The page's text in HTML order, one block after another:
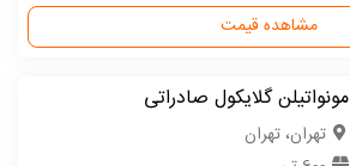
مشاهده قیمت
مونواتیلن گلایکول صادراتی
تهران، تهران